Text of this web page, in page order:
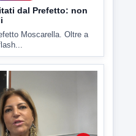
▶
dal Prefetto: non